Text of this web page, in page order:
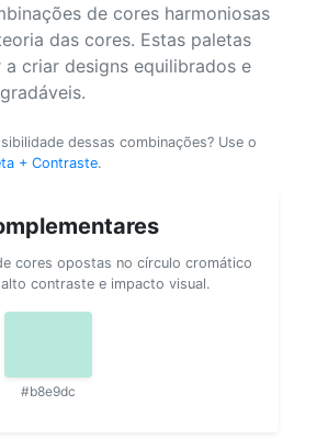
de cores harmoniosas
das cores. Estas paletas
a criar designs equilibrados e
dessas combinações? Use o
+ Contraste.
cores opostas no círculo cromático
contraste e impacto visual.
#b8e9dc